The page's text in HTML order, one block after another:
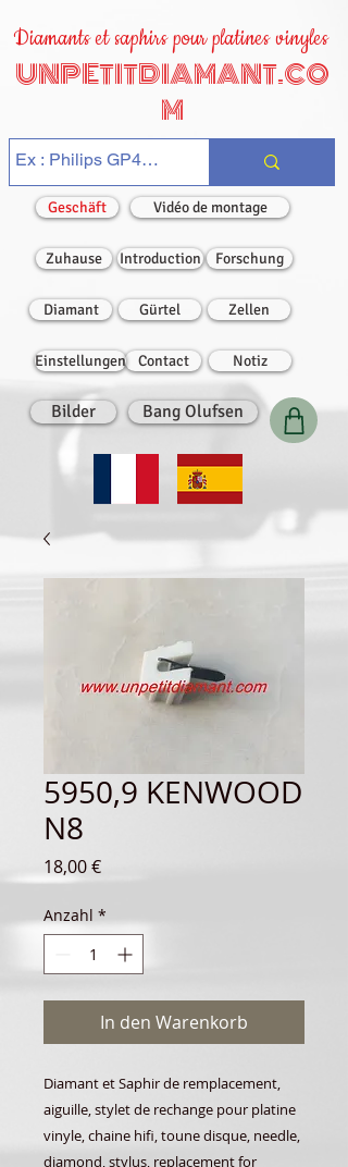
Diamants et saphirs pour platines vinyles
UNPETITDIAMANT.CO
M
Geschäft Vidéo de montage
Zuhause Introduction Forschung
Diamant Gürtel Zellen
Einstellungen Contact Notiz
Bilder Bang Olufsen
5950,9 KENWOOD
N8
18,00 €Preis
Anzahl *
In den Warenkorb
Diamant et Saphir de remplacement,
aiguille, stylet de rechange pour platine
vinyle, chaine hifi, toune disque, needle,
diamond, stylus, replacement for